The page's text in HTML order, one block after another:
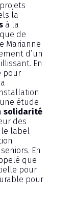
la
à la
de
Marianne
d’un
En
pour
étude
solidarité
des
le label
En
que
pour
pour